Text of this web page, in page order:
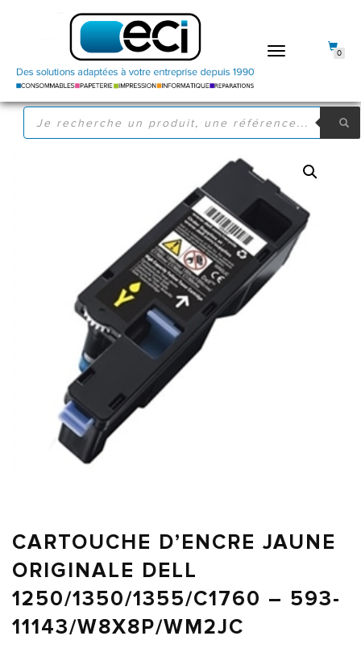
DÉPLIER
RECHERCHE
PRODUITS
0
CARTOUCHE D’ENCRE JAUNE
ORIGINALE DELL
1250/1350/1355/C1760 – 593-
11143/W8X8P/WM2JC